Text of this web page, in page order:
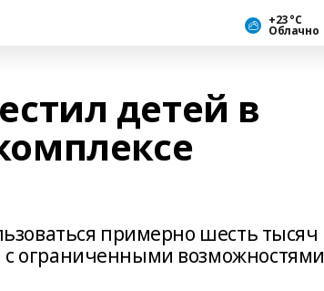
+23 °С
Облачно
детей в
примерно шесть тысяч
ограниченными возможностями